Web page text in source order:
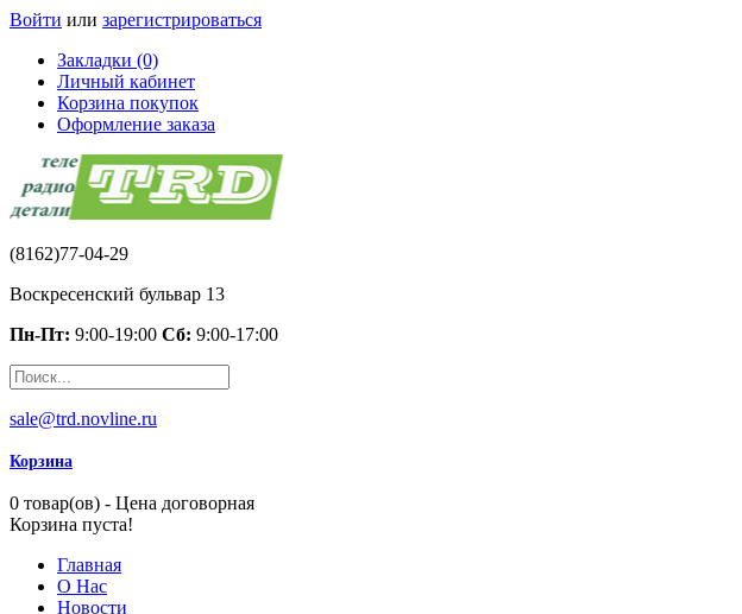
Войти или зарегистрироваться
Закладки (0)
Личный кабинет
Корзина покупок
Оформление заказа
(8162)77-04-29
Воскресенский бульвар 13
Пн-Пт: 9:00-19:00 Сб: 9:00-17:00
sale@trd.novline.ru
Корзина
0 товар(ов) - Цена договорная
Корзина пуста!
Главная
О Нас
Новости